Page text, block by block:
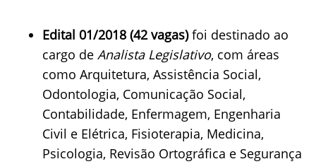
Edital 01/2018 (42 vagas)foi destinado ao
cargo de Analista Legislativo, com áreas
como Arquitetura, Assistência Social,
Odontologia, Comunicação Social,
Contabilidade, Enfermagem, Engenharia
Civil e Elétrica, Fisioterapia, Medicina,
Psicologia, Revisão Ortográfica e Segurança